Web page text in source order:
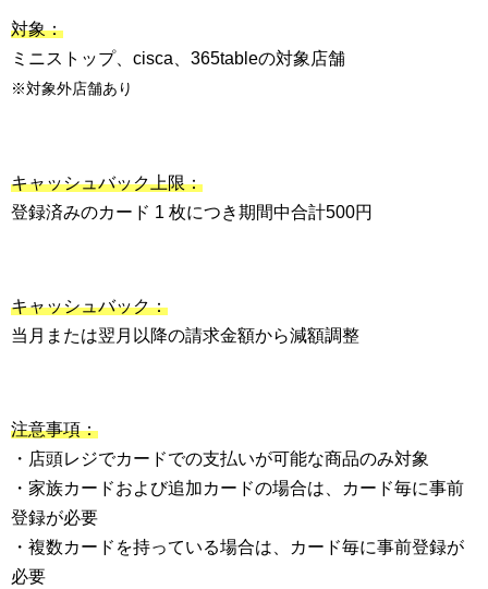
対象：
ミニストップ、cisca、365tableの対象店舗
※対象外店舗あり
キャッシュバック上限：
登録済みのカード 1 枚につき期間中合計500円
キャッシュバック：
当月または翌月以降の請求金額から減額調整
注意事項：
・店頭レジでカードでの支払いが可能な商品のみ対象
・家族カードおよび追加カードの場合は、カード毎に事前
登録が必要
・複数カードを持っている場合は、カード毎に事前登録が
必要